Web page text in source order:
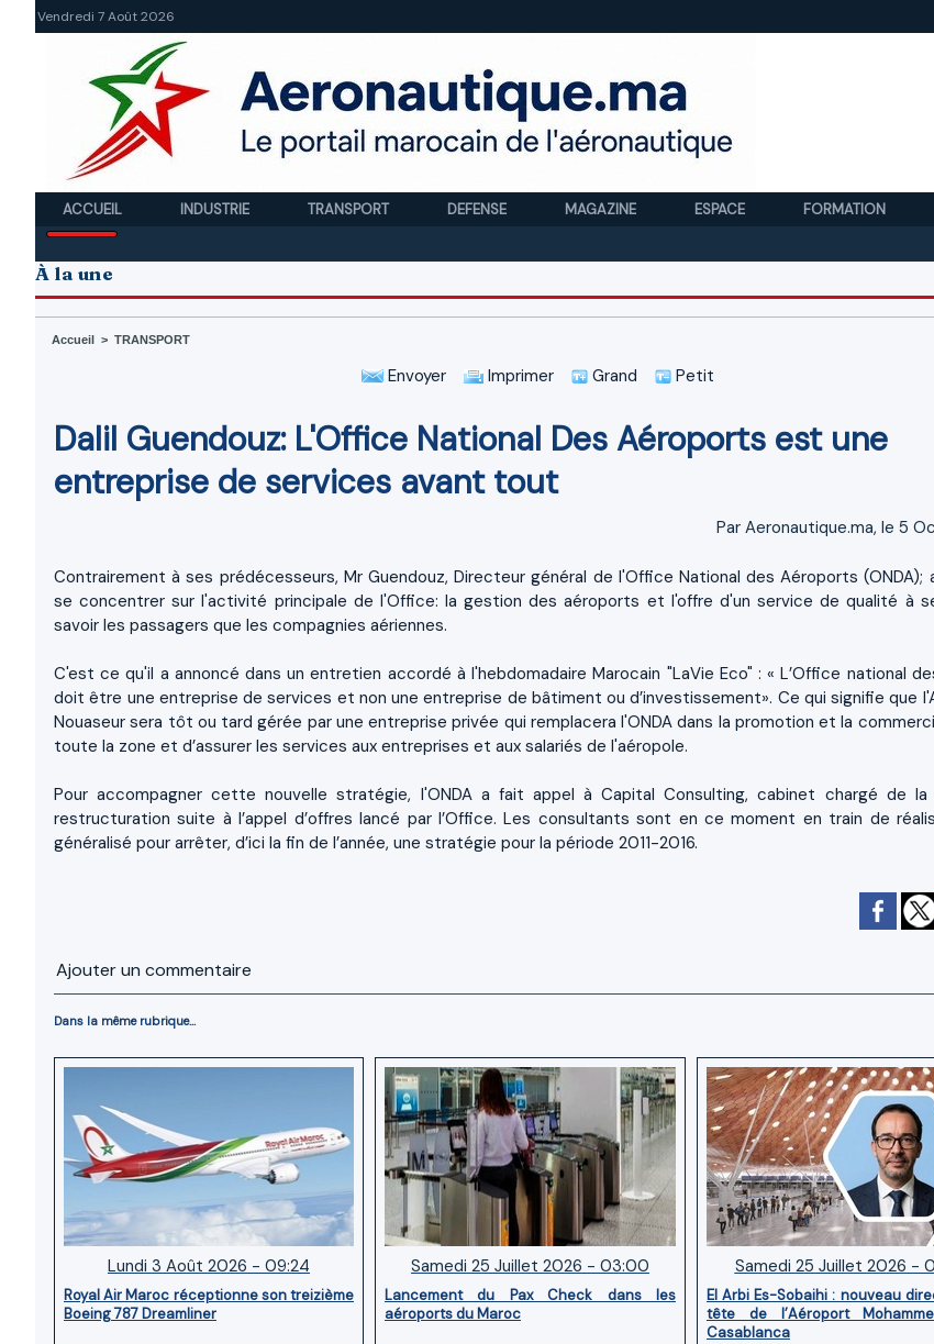
Vendredi 7 Août 2026
ACCUEIL INDUSTRIE TRANSPORT DEFENSE MAGAZINE ESPACE FORMATION
À la une
Accueil > TRANSPORT
Envoyer Imprimer Grand Petit
Dalil Guendouz: L'Office National Des Aéroports est une
entreprise de services avant tout
Par Aeronautique.ma, le 5
Contrairement à ses prédécesseurs, Mr Guendouz, Directeur général de l'Office National des Aéroports (ONDA);
se concentrer sur l'activité principale de l'Office: la gestion des aéroports et l'offre d'un service de qualité à
savoir les passagers que les compagnies aériennes.
C'est ce qu'il a annoncé dans un entretien accordé à l'hebdomadaire Marocain "LaVie Eco" : « L’Office national
doit être une entreprise de services et non une entreprise de bâtiment ou d’investissement». Ce qui signifie que
Nouaseur sera tôt ou tard gérée par une entreprise privée qui remplacera l'ONDA dans la promotion et la
toute la zone et d’assurer les services aux entreprises et aux salariés de l'aéropole.
Pour accompagner cette nouvelle stratégie, l'ONDA a fait appel à Capital Consulting, cabinet chargé de la
restructuration suite à l’appel d’offres lancé par l’Office. Les consultants sont en ce moment en train de
généralisé pour arrêter, d’ici la fin de l’année, une stratégie pour la période 2011-2016.
Ajouter un commentaire
Dans la même rubrique...
Lundi 3 Août 2026 - 09:24
Royal Air Maroc réceptionne son treizième
Boeing 787 Dreamliner
Samedi 25 Juillet 2026 - 03:00
Lancement du Pax Check dans les
aéroports du Maroc
Samedi 25 Juillet 2026 -
El Arbi Es-Sobaihi : nouveau
tête de l’Aéroport
Casablanca